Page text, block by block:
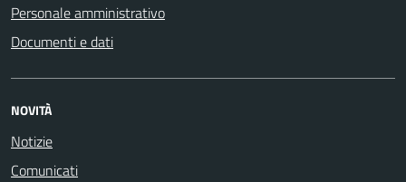
Personale amministrativo
Documenti e dati
NOVITÀ
Notizie
Comunicati